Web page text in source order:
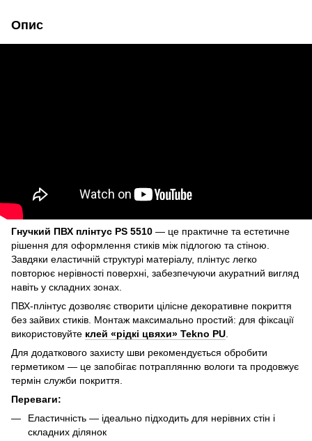
Опис
Гнучкий ПВХ плінтус PS 5510 — це практичне та естетичне
рішення для оформлення стиків між підлогою та стіною.
Завдяки еластичній структурі матеріалу, плінтус легко
повторює нерівності поверхні, забезпечуючи акуратний вигляд
навіть у складних зонах.
ПВХ-плінтус дозволяє створити цілісне декоративне покриття
без зайвих стиків. Монтаж максимально простий: для фіксації
використовуйте клей «рідкі цвяхи» Tekno PU
Для додаткового захисту шви рекомендується обробити
герметиком — це запобігає потраплянню вологи та продовжує
термін служби покриття.
Переваги:
Еластичність — ідеально підходить для нерівних стін і
складних ділянок